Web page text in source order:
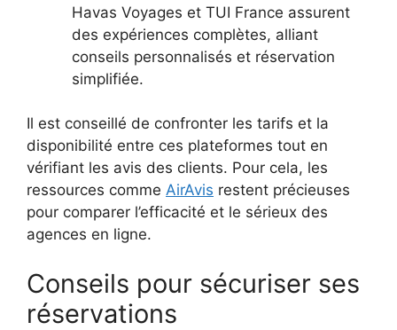
Havas Voyages et TUI France assurent
des expériences complètes, alliant
conseils personnalisés et réservation
simplifiée.
Il est conseillé de confronter les tarifs et la
disponibilité entre ces plateformes tout en
vérifiant les avis des clients. Pour cela, les
ressources comme AirAvis restent précieuses
pour comparer l’efficacité et le sérieux des
agences en ligne.
Conseils pour sécuriser ses
réservations